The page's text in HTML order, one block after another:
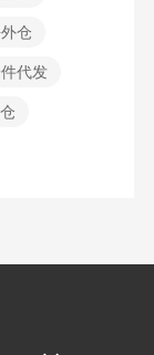
仓
代发